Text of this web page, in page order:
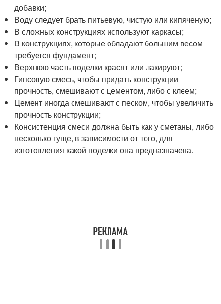
добавки;
Воду следует брать питьевую, чистую или кипяченую;
В сложных конструкциях используют каркасы;
В конструкциях, которые обладают большим весом
требуется фундамент;
Верхнюю часть поделки красят или лакируют;
Гипсовую смесь, чтобы придать конструкции
прочность, смешивают с цементом, либо с клеем;
Цемент иногда смешивают с песком, чтобы увеличить
прочность конструкции;
Консистенция смеси должна быть как у сметаны, либо
несколько гуще, в зависимости от того, для
изготовления какой поделки она предназначена.